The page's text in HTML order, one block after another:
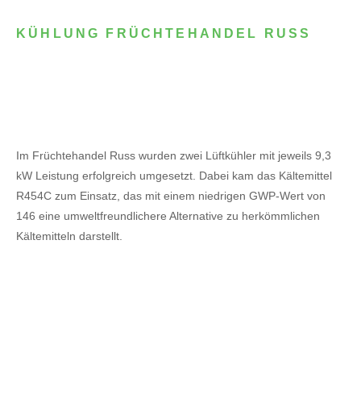
KÜHLUNG FRÜCHTEHANDEL RUSS
Im Früchtehandel Russ wurden zwei Lüftkühler mit jeweils 9,3
kW Leistung erfolgreich umgesetzt. Dabei kam das Kältemittel
R454C zum Einsatz, das mit einem niedrigen GWP-Wert von
146 eine umweltfreundlichere Alternative zu herkömmlichen
Kältemitteln darstellt.